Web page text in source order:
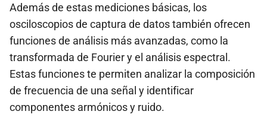
Además de estas mediciones básicas, los
osciloscopios de captura de datos también ofrecen
funciones de análisis más avanzadas, como la
transformada de Fourier y el análisis espectral.
Estas funciones te permiten analizar la composición
de frecuencia de una señal y identificar
componentes armónicos y ruido.